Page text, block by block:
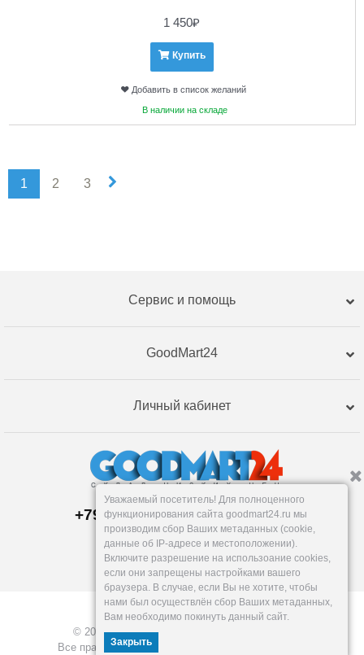
1 450₽
Купить
Добавить в список желаний
В наличии на складе
1 2 3
Сервис и помощь
GoodMart24
Личный кабинет
+79120359762, +79120359761
Пункт выдачи:
Уфа, Трамвайная, 2
Пн-Пт: 9-18:30, Сб: 10-16, Вс: вых.
info@goodmart24.ru
© 2026, GoodMart24.ru — Склад низких цен.
Все права защищены. Разработка —
Уважаемый посетитель! Для полноценного
функционирования сайта goodmart24.ru мы
производим сбор Ваших метаданных (cookie,
данные об IP-адресе и местоположении).
Включите разрешение на использоание cookies,
если они запрещены настройками вашего
браузера. В случае, если Вы не хотите, чтобы
нами был осуществлён сбор Ваших метаданных,
Вам необходимо покинуть данный сайт.
Закрыть